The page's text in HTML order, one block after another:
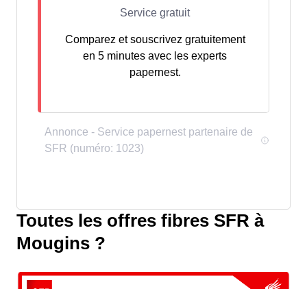
Comparez et souscrivez gratuitement
en 5 minutes avec les experts
papernest.
Toutes les offres fibres SFR à
Mougins ?